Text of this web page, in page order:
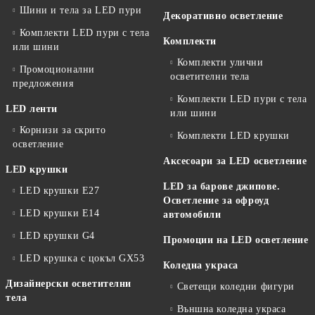
Шини и тела за LED пури
Комплекти LED пури с тела
или шини
Промоционални
предложения
LED ленти
Корнизи за скрито
осветление
LED крушки
LED крушки E27
LED крушки E14
LED крушки G4
LED крушка с цокъл GX53
Дизайнерски осветителни
тела
Декоративно осветление
Комплекти
Комплекти улични
осветителни тела
Комплекти LED пури с тела
или шини
Комплекти LED крушки
Аксесоари за LED осветление
LED за барове джипове.
Осветление за офроуд
автомобили
Промоции на LED осветление
Коледна украса
Светещи коледни фигури
Външна коледна украса